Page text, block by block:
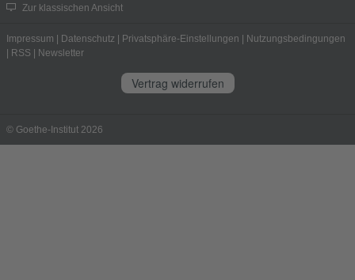
Zur klassischen Ansicht
Impressum Datenschutz Privatsphäre-Einstellungen
Nutzungsbedingungen
RSS Newsletter
Vertrag widerrufen
© Goethe-Institut 2026